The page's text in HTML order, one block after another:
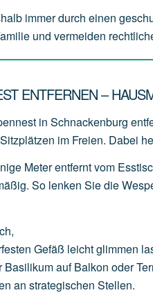
immer durch einen
und vermeiden
ENTFERNEN –
in Schnackenburg
im Freien. Dabei
Meterentferntvom
So lenken Siedie
,
Gefäß leichtglimmen
Basilikumauf Balkon oder
an strategischen Stellen.